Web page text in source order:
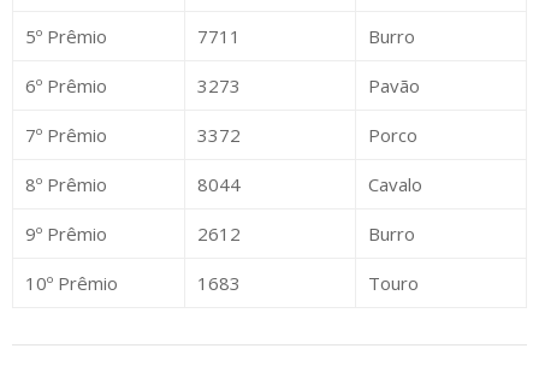
5º Prêmio 7711 Burro
6º Prêmio 3273 Pavão
7º Prêmio 3372 Porco
8º Prêmio 8044 Cavalo
9º Prêmio 2612 Burro
10º Prêmio 1683 Touro